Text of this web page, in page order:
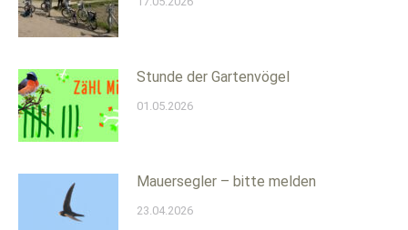
Stunde der Gartenvögel
01.05.2026
Mauersegler – bitte melden
23.04.2026